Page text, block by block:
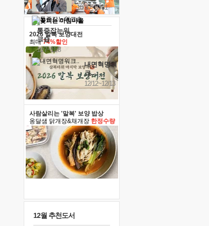
10/30~10/31
통증잡는워
크숍
11/7~11/8
내면혁명워
크..
12/12~12/13
2026 말복 보양대전
최대74%할인
사람살리는 '말복' 보양 밥상
옹달샘 닭개장&채개장 한정수량
12월 추천도서